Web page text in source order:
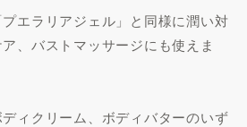
エラリアジェル」と同様に潤い対
、バストマッサージにも使えま
ィクリーム、ボディバターのいず